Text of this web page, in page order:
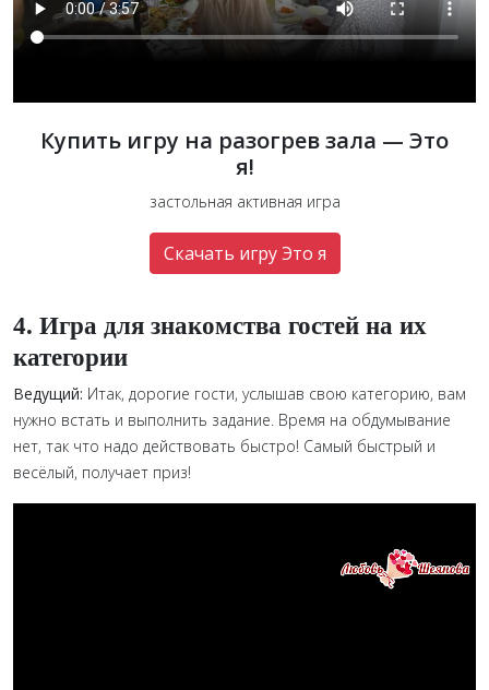
Купить игру на разогрев зала — Это
я!
застольная активная игра
Скачать игру Это я
4. Игра для знакомства гостей на их
категории
Ведущий: Итак, дорогие гости, услышав свою категорию, вам
нужно встать и выполнить задание. Время на обдумывание
нет, так что надо действовать быстро! Самый быстрый и
весёлый, получает приз!